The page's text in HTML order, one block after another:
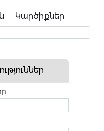
Կարծիքներ